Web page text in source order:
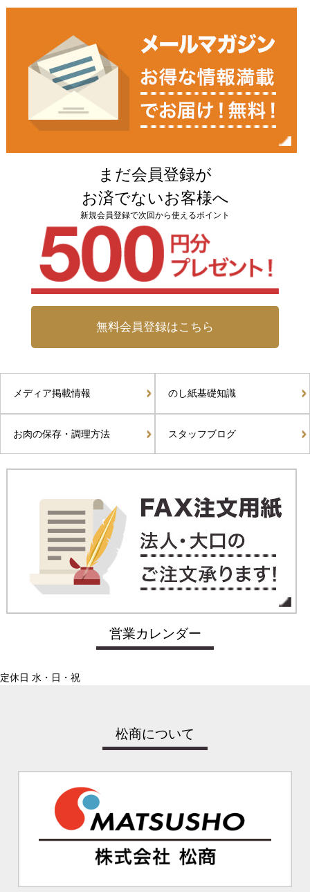
まだ会員登録が
お済でないお客様へ
新規会員登録で次回から使えるポイント
無料会員登録はこちら
メディア掲載情報 のし紙基礎知識
お肉の保存・調理方法 スタッフブログ
営業カレンダー
定休日 水・日・祝
松商について